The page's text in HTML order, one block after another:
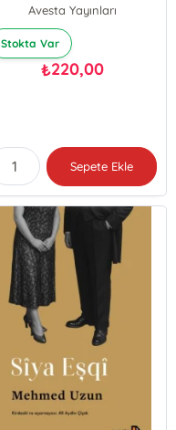
Ivo Milazzo
Avesta Yayınları
Stokta Var
₺220,00
Sepete Ekle